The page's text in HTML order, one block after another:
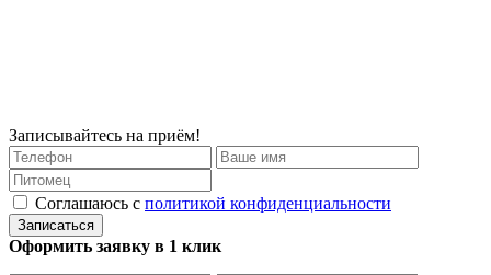
Записывайтесь на приём!
Соглашаюсь с политикой конфиденциальности
Записаться
Оформить заявку в 1 клик